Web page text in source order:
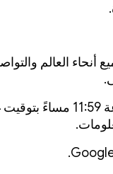
العالم
يجب إكمال جميع الطلبات بحلول 7 يناير 2026